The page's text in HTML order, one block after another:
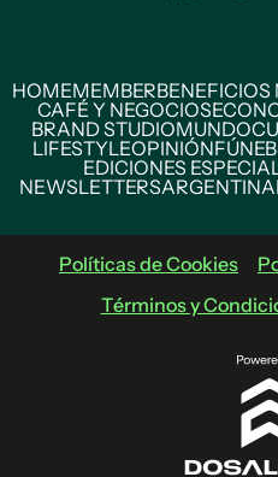
HOMEMEMBERBENEFICIOS
CAFÉ Y NEGOCIOS
BRAND STUDIOMUNDO
LIFESTYLEOPINIÓN
EDICIONES
NEWSLETTERSARGENTINA
Políticas de Cookies
Términos y